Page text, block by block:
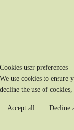
Cookies user preferences
We use cookies to ensure
decline the use of
Accept all Decline